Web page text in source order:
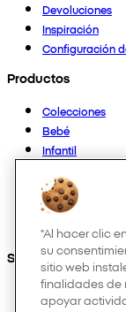
Devoluciones
Inspiración
Configuración
Productos
Colecciones
Bebé
Infantil
Mujer
Hombre
Otros
Síguenos en:
"Al hacer clic
su
sitio web
finalidades de
apoyar